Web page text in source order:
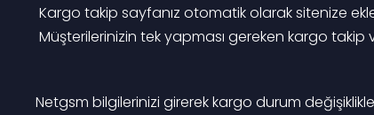
Kargo takip sayfanız otomatik olarak sitenize
Müşterilerinizin tek yapması gereken kargo takip
Netgsm bilgilerinizi girerek kargo durum